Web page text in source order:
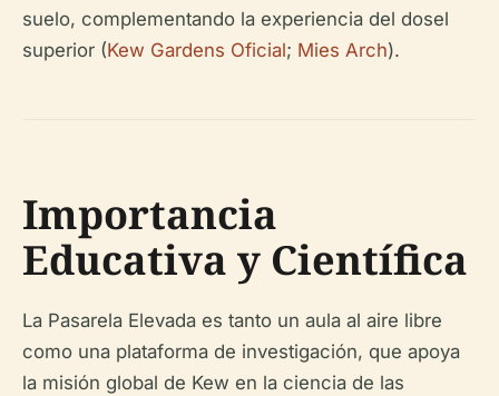
suelo, complementando la experiencia del dosel
superior (Kew Gardens Oficial; Mies Arch).
Importancia
Educativa y Científica
La Pasarela Elevada es tanto un aula al aire libre
como una plataforma de investigación, que apoya
la misión global de Kew en la ciencia de las